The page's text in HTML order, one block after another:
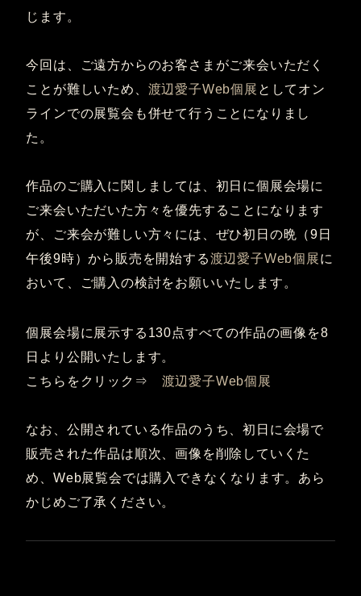
じます。
今回は、ご遠方からのお客さまがご来会いただく
ことが難しいため、 渡辺愛子Web個展 としてオン
ラインでの展覧会も併せて行うことになりまし
た。
作品のご購入に関しましては、初日に個展会場に
ご来会いただいた方々を優先することになります
が、ご来会が難しい方々には、ぜひ初日の晩（9日
午後9時）から販売を開始する渡辺愛子Web個展に
おいて、ご購入の検討をお願いいたします。
個展会場に展示する130点すべての作品の画像を8
日より公開いたします。
こちらをクリック⇒ 渡辺愛子Web個展
なお、公開されている作品のうち、初日に会場で
販売された作品は順次、画像を削除していくた
め、Web展覧会では購入できなくなります。あら
かじめご了承ください。